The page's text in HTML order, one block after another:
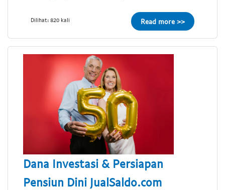
Dilihat: 820 kali Read more >>
Dana Investasi & Persiapan
Pensiun Dini JualSaldo.com